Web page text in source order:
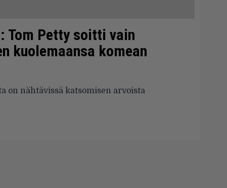
Tom Petty soitti vain
kuolemaansa komean
on nähtävissä katsomisen arvoista